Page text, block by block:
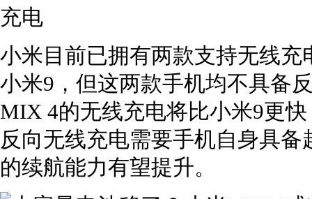
小米目前已拥有两款支持无线
小米9，但这两款手机均不具备
MIX 4的无线充电将比小米9更
反向无线充电需要手机自身具
的续航能力有望提升。